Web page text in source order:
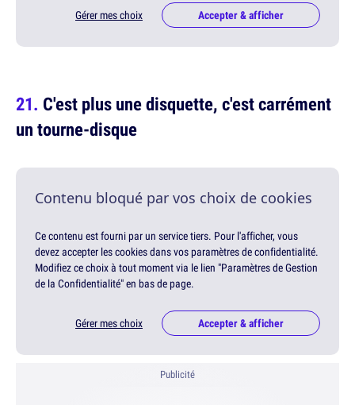
Gérer mes choix Accepter & afficher
C'est plus une disquette, c'est carrément
un tourne-disque
Contenu bloqué par vos choix de cookies
Ce contenu est fourni par un service tiers. Pour l'afficher, vous
devez accepter les cookies dans vos paramètres de confidentialité.
Modifiez ce choix à tout moment via le lien "Paramètres de Gestion
de la Confidentialité" en bas de page.
Gérer mes choix Accepter & afficher
Publicité